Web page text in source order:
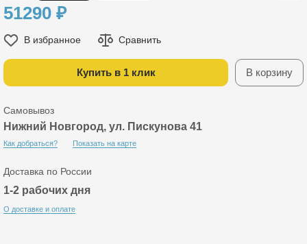
51290 ₽
Купить в 1 клик В корзину
В избранное Сравнить
Самовывоз
Нижний Новгород, ул. Пискунова 41
Как добраться? Показать на карте
Доставка по России
1-2 рабочих дня
О доставке и оплате